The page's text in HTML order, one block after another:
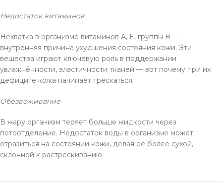
Недостаток витаминов
Нехватка в организме витаминов A, E, группы B —
внутренняя причина ухудшения состояния кожи. Эти
вещества играют ключевую роль в поддержании
увлажнённости, эластичности тканей — вот почему при их
дефиците кожа начинает трескаться.
Обезвоживание
В жару организм теряет больше жидкости через
потоотделение. Недостаток воды в организме может
отразиться на состоянии кожи, делая её более сухой,
склонной к растрескиванию.